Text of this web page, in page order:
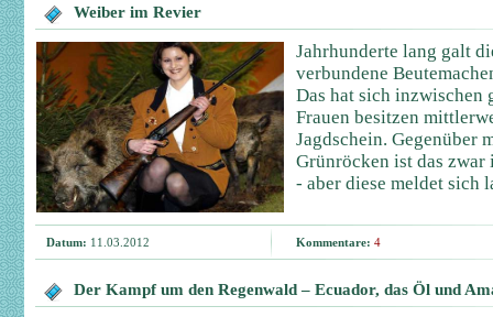
Weiber im Revier
Jahrhunderte lang galt
verbundene
Das hat sich inzwischen
Frauen besitzen
Jagdschein. Gegenüber
Grünröcken ist das
- aber diese meldet sich
Datum: 11.03.2012 Kommentare: 4
Der Kampf um den Regenwald – Ecuador, das Öl und